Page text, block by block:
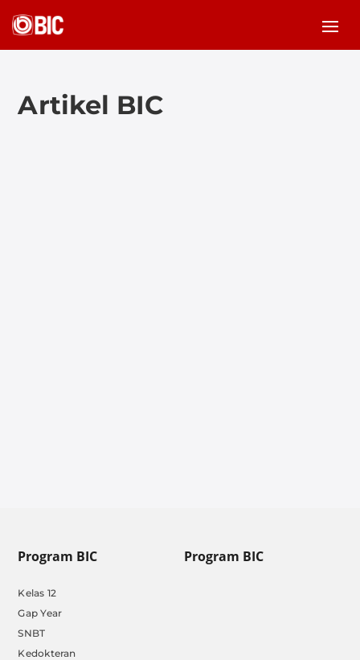
Artikel BIC
Program BIC
Kelas 12
Gap Year
SNBT
Kedokteran
Program BIC